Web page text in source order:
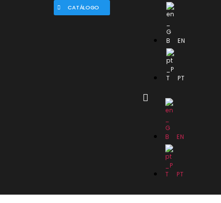
CATÁLOGO
EN
PT
EN
PT